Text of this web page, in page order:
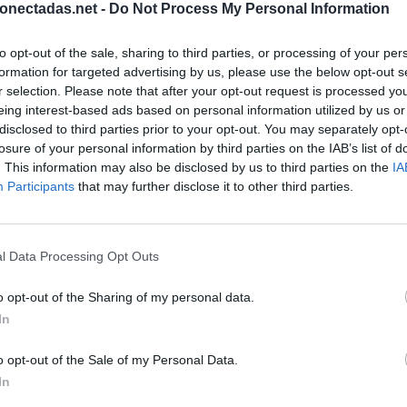
- Do Not Process My Personal Information
opt-out of the sale, sharing to third parties, or processing of your
for targeted advertising by us, please use the below opt-out
selection. Please note that after your opt-out request is processed
interest-based ads based on personal information utilized by us
to third parties prior to your opt-out. You may separately
of your personal information by third parties on the IAB’s list of
This information may also be disclosed by us to third parties on the
Participants that may further disclose it to other third parties.
Data Processing Opt Outs
opt-out of the Sharing of my personal data.
opt-out of the Sale of my Personal Data.
BUSCAR MÁS RESPUESTAS